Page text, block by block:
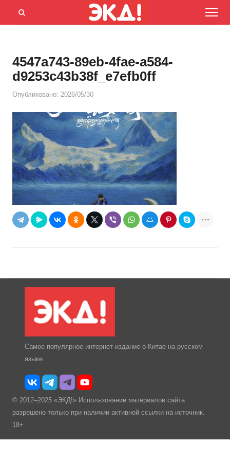
Menu
Открыть
4547a743-89eb-4fae-a584-
d9253c43b38f_e7efb0ff
Опубликовано: 2026/05/30
Самое популярное интернет-издание о Китае на русском
языке.
© 2012–2025 «ЭКД!» Использование материалов сайта
разрешено только при наличии активной ссылки на источник.
18+